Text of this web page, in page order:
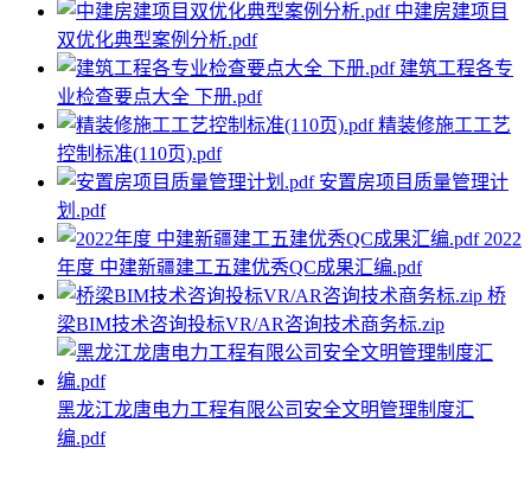
中建房建项目
双优化典型案例分析.pdf
建筑工程各专
业检查要点大全 下册.pdf
精装修施工工艺
控制标准(110页).pdf
安置房项目质量管理计
划.pdf
2022
年度 中建新疆建工五建优秀QC成果汇编.pdf
桥
梁BIM技术咨询投标VR/AR咨询技术商务标.zip
黑龙江龙唐电力工程有限公司安全文明管理制度汇
编.pdf